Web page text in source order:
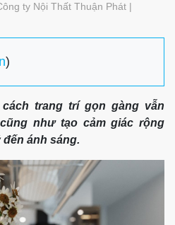
ty Nội Thất Thuận Phát |
)
trang trí gọn gàng vẫn
như tạo cảm giác rộng
ánh sáng.